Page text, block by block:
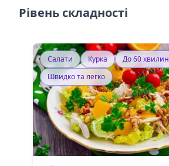
Рівень складності
Салати Курка
До 60 хвилин
Швидко та легко